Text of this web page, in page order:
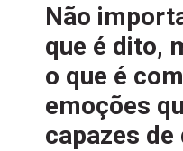
Não
que é dito,
o que é
emoções
capazes